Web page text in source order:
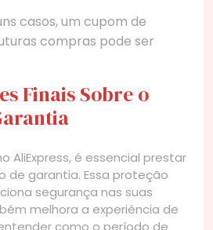
casos, um cupom de
compras pode ser
Finais Sobre o
AliExpress, é essencial prestar
de garantia. Essa proteção
segurança nas suas
melhora a experiência de
como o período de